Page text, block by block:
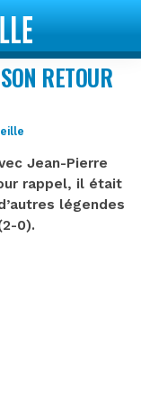
RETOUR
Jean-Pierre
rappel, il était
légendes
0).